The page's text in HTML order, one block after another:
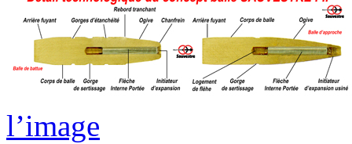
l’image